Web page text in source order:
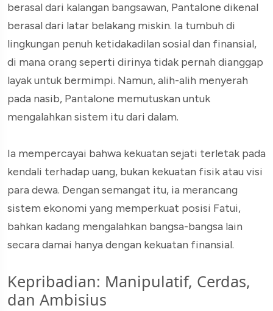
berasal dari kalangan bangsawan, Pantalone dikenal
berasal dari latar belakang miskin. Ia tumbuh di
lingkungan penuh ketidakadilan sosial dan finansial,
di mana orang seperti dirinya tidak pernah dianggap
layak untuk bermimpi. Namun, alih-alih menyerah
pada nasib, Pantalone memutuskan untuk
mengalahkan sistem itu dari dalam.
Ia mempercayai bahwa kekuatan sejati terletak pada
kendali terhadap uang, bukan kekuatan fisik atau visi
para dewa. Dengan semangat itu, ia merancang
sistem ekonomi yang memperkuat posisi Fatui,
bahkan kadang mengalahkan bangsa-bangsa lain
secara damai hanya dengan kekuatan finansial.
Kepribadian: Manipulatif, Cerdas,
dan Ambisius